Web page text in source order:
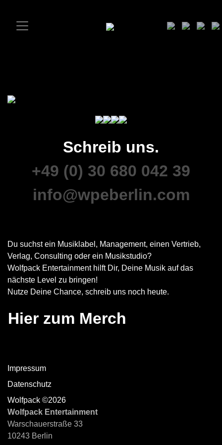
Schreib uns.
+49 (0) 30 680 042 39
info@wpeberlin.com
Du suchst ein Musiklabel, Management, einen Vertrieb,
Verlag, Consulting oder ein Musikstudio?
Wolfpack Entertainment hilft Dir, Deine Musik auf das
nächste Level zu bringen!
Nutze Deine Chance, schreib uns noch heute.
Hier zum Merch
Impressum
Datenschutz
Wolfpack ©2026
Wolfpack Entertainment
Warschauerstraße 33
10243 Berlin